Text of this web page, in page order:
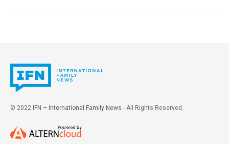
© 2022 IFN – International Family News - All Rights Reserved.